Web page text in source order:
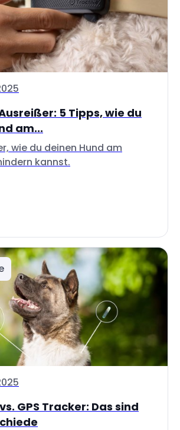
5 Tipps, wie du
am...
wie du deinen Hund am
kannst.
GPS Tracker: Das sind